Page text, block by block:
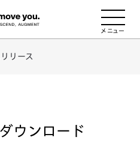
リース
ウンロード